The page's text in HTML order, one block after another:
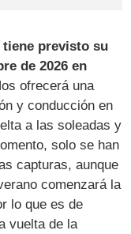
tiene previsto su
de 2026 en
ofrecerá una
y conducción en
a las soleadas y
solo se han
capturas, aunque
comenzará la
lo que es de
vuelta de la